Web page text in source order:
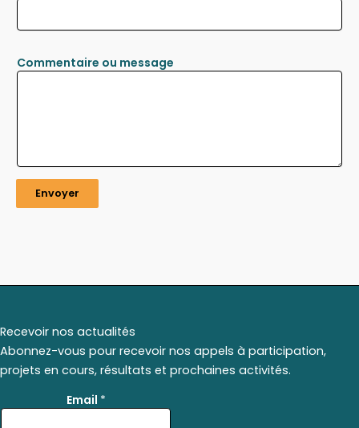
Commentaire ou message
Envoyer
Recevoir nos actualités
Abonnez-vous pour recevoir nos appels à participation,
projets en cours, résultats et prochaines activités.
Email *